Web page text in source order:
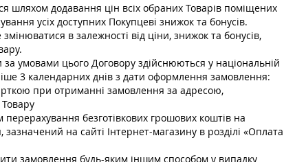
шляхом додавання цін всіх обраних Товарів поміщених
усіх доступних Покупцеві знижок та бонусів.
в залежності від ціни, знижок та бонусів,
умовами цього Договору здійснюються у національній
3 календарних днів з дати оформлення замовлення:
при отриманні замовлення за адресою,
перерахування безготівкових грошових коштів на
на сайті Інтернет-магазину в розділі «Оплата
замовлення будь-яким іншим способом у випадку